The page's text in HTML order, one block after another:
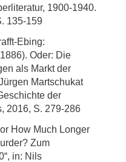
1900-1940.
135-159
Ebing:
Oder: Die
als Markt der
Martschukat
der
2016, S. 279-286
How Much Longer
Zum
in: Nils